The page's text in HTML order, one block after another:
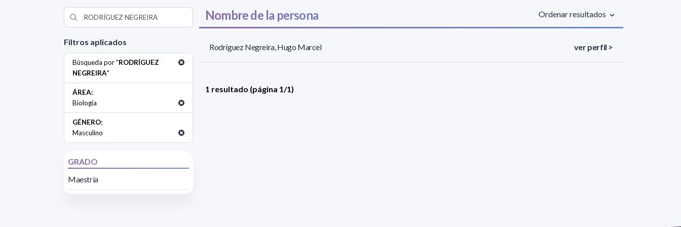
Filtros aplicados
Búsqueda por "RODRÍGUEZ
NEGREIRA"
ÁREA:
Biología
GÉNERO:
Masculino
GRADO
Maestría
Nombre de la persona Ordenar resultados
Rodríguez Negreira, Hugo Marcel ver perfil >
1 resultado (página 1/1)